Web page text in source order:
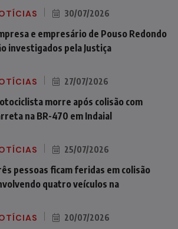
30/07/2026
e empresário de Pouso Redondo
investigados pela Justiça
27/07/2026
morre após colisão com
na BR-470 em Indaial
25/07/2026
pessoas ficam feridas em colisão
quatro veículos na
20/07/2026